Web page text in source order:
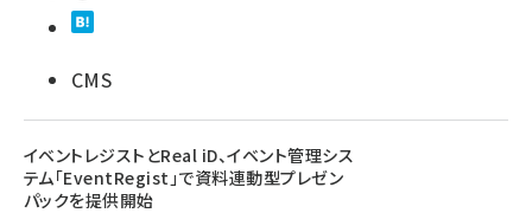
CMS
イベントレジストとReal iD、イベント管理シス
テム「EventRegist」で資料連動型プレゼン
パックを提供開始